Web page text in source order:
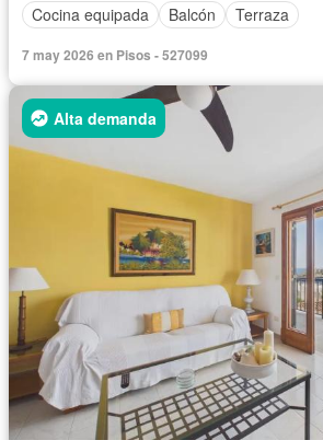
Cocina equipada
Balcón Terraza
7 may 2026 en Pisos - 527099
Alta demanda